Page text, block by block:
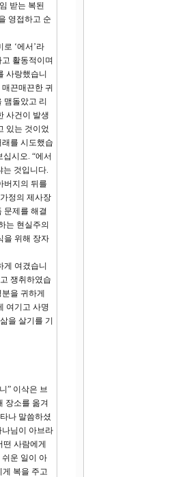
받는 복된
영접하고 순
‘에서’라
활동적이며
사랑했습니
끈매끈한 귀
돌았고 리
사건이 발생
있는 것이었
를 시도했습
시오. “에서
는 것입니다.
버지의 뒤를
정의 제사장
문제를 해결
는 현실주의
을 위해 장자
여겼습니
쟁취하였습
을 귀하게
여기고 사명
을 살기를 기
” 이삭은 브
장소를 옮겨
나 말씀하셨
나님이 아브라
사람에게
운 일이 아
게 복을 주고